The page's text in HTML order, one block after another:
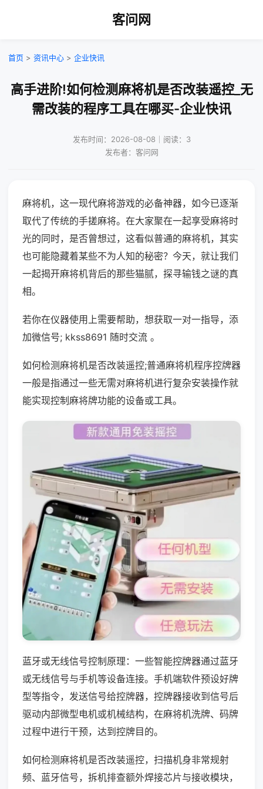
客问网
首页 > 资讯中心 > 企业快讯
高手进阶!如何检测麻将机是否改装遥控_无
需改装的程序工具在哪买-企业快讯
发布时间：2026-08-08｜阅读：3
发布者：客问网
麻将机，这一现代麻将游戏的必备神器，如今已逐渐
取代了传统的手搓麻将。在大家聚在一起享受麻将时
光的同时，是否曾想过，这看似普通的麻将机，其实
也可能隐藏着某些不为人知的秘密？今天，就让我们
一起揭开麻将机背后的那些猫腻，探寻输钱之谜的真
相。
若你在仪器使用上需要帮助，想获取一对一指导，添
加微信号; kkss8691 随时交流 。
如何检测麻将机是否改装遥控;普通麻将机程序控牌器
一般是指通过一些无需对麻将机进行复杂安装操作就
能实现控制麻将牌功能的设备或工具。
蓝牙或无线信号控制原理：一些智能控牌器通过蓝牙
或无线信号与手机等设备连接。手机端软件预设好牌
型等指令，发送信号给控牌器，控牌器接收到信号后
驱动内部微型电机或机械结构，在麻将机洗牌、码牌
过程中进行干预，达到控牌目的。
如何检测麻将机是否改装遥控，扫描机身非常规射
频、蓝牙信号，拆机排查额外焊接芯片与接收模块，